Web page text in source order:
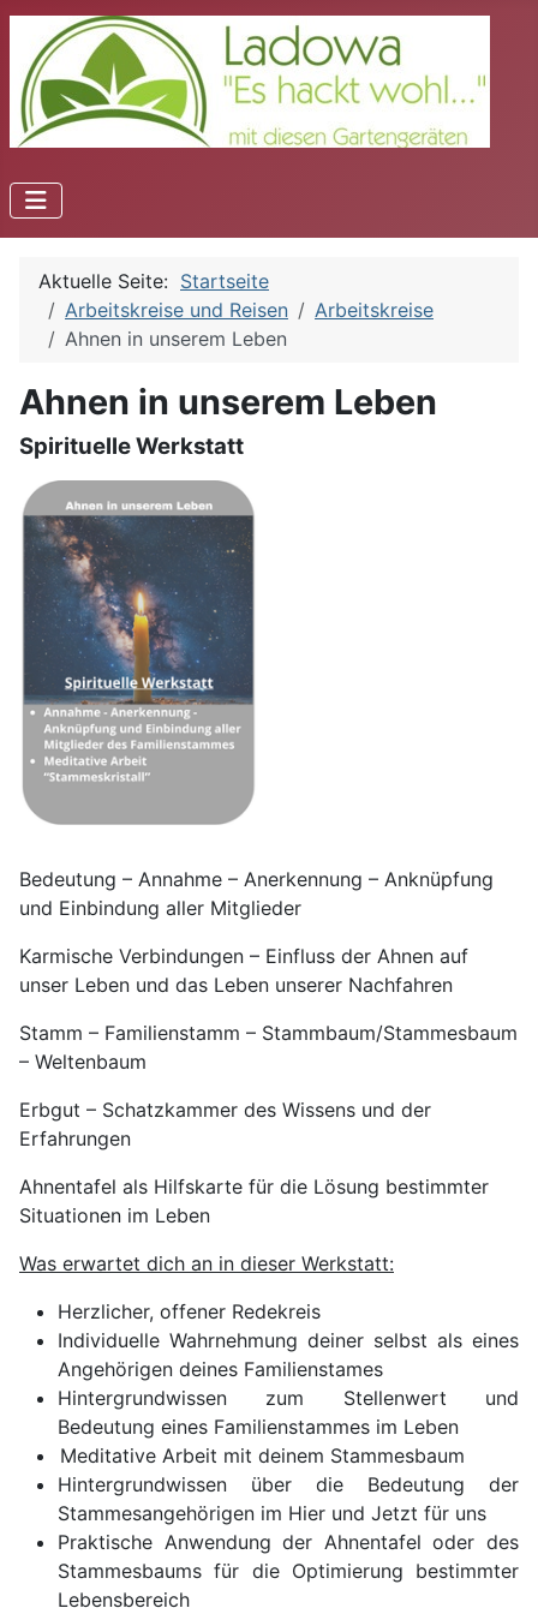
Aktuelle Seite: Startseite
Arbeitskreise und Reisen
Arbeitskreise
Ahnen in unserem Leben
Ahnen in unserem Leben
Spirituelle Werkstatt
Bedeutung – Annahme – Anerkennung – Anknüpfung
und Einbindung aller Mitglieder
Karmische Verbindungen – Einfluss der Ahnen auf
unser Leben und das Leben unserer Nachfahren
Stamm – Familienstamm – Stammbaum/Stammesbaum
– Weltenbaum
Erbgut – Schatzkammer des Wissens und der
Erfahrungen
Ahnentafel als Hilfskarte für die Lösung bestimmter
Situationen im Leben
Was erwartet dich an in dieser Werkstatt:
Herzlicher, offener Redekreis
Individuelle Wahrnehmung deiner selbst als eines
Angehörigen deines Familienstames
Hintergrundwissen zum Stellenwert und
Bedeutung eines Familienstammes im Leben
Meditative Arbeit mit deinem Stammesbaum
Hintergrundwissen über die Bedeutung der
Stammesangehörigen im Hier und Jetzt für uns
Praktische Anwendung der Ahnentafel oder des
Stammesbaums für die Optimierung bestimmter
Lebensbereich